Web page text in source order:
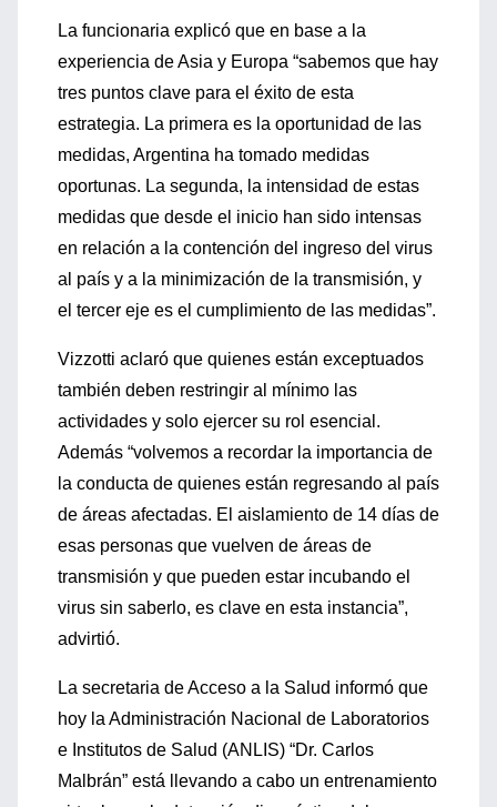
La funcionaria explicó que en base a la
experiencia de Asia y Europa “sabemos que hay
tres puntos clave para el éxito de esta
estrategia. La primera es la oportunidad de las
medidas, Argentina ha tomado medidas
oportunas. La segunda, la intensidad de estas
medidas que desde el inicio han sido intensas
en relación a la contención del ingreso del virus
al país y a la minimización de la transmisión, y
el tercer eje es el cumplimiento de las medidas”.
Vizzotti aclaró que quienes están exceptuados
también deben restringir al mínimo las
actividades y solo ejercer su rol esencial.
Además “volvemos a recordar la importancia de
la conducta de quienes están regresando al país
de áreas afectadas. El aislamiento de 14 días de
esas personas que vuelven de áreas de
transmisión y que pueden estar incubando el
virus sin saberlo, es clave en esta instancia”,
advirtió.
La secretaria de Acceso a la Salud informó que
hoy la Administración Nacional de Laboratorios
e Institutos de Salud (ANLIS) “Dr. Carlos
Malbrán” está llevando a cabo un entrenamiento